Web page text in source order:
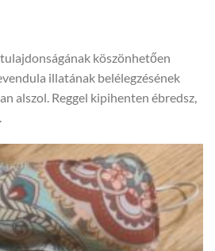
köszönhetően
illatának belélegzésének
alszol. Reggel kipihenten ébredsz,